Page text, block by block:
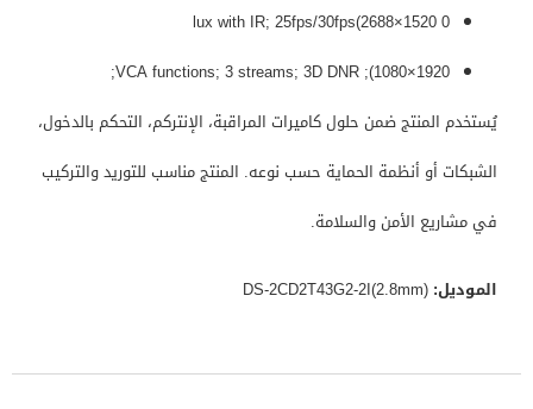
0 lux with IR; 25fps/30fps(2688×1520
1920×1080); VCA functions; 3 streams; 3D DNR;
يُستخدم المنتج ضمن حلول كاميرات المراقبة، الإنتركم، التحكم بالدخول،
الشبكات أو أنظمة الحماية حسب نوعه. المنتج مناسب للتوريد والتركيب
في مشاريع الأمن والسلامة.
الموديل: